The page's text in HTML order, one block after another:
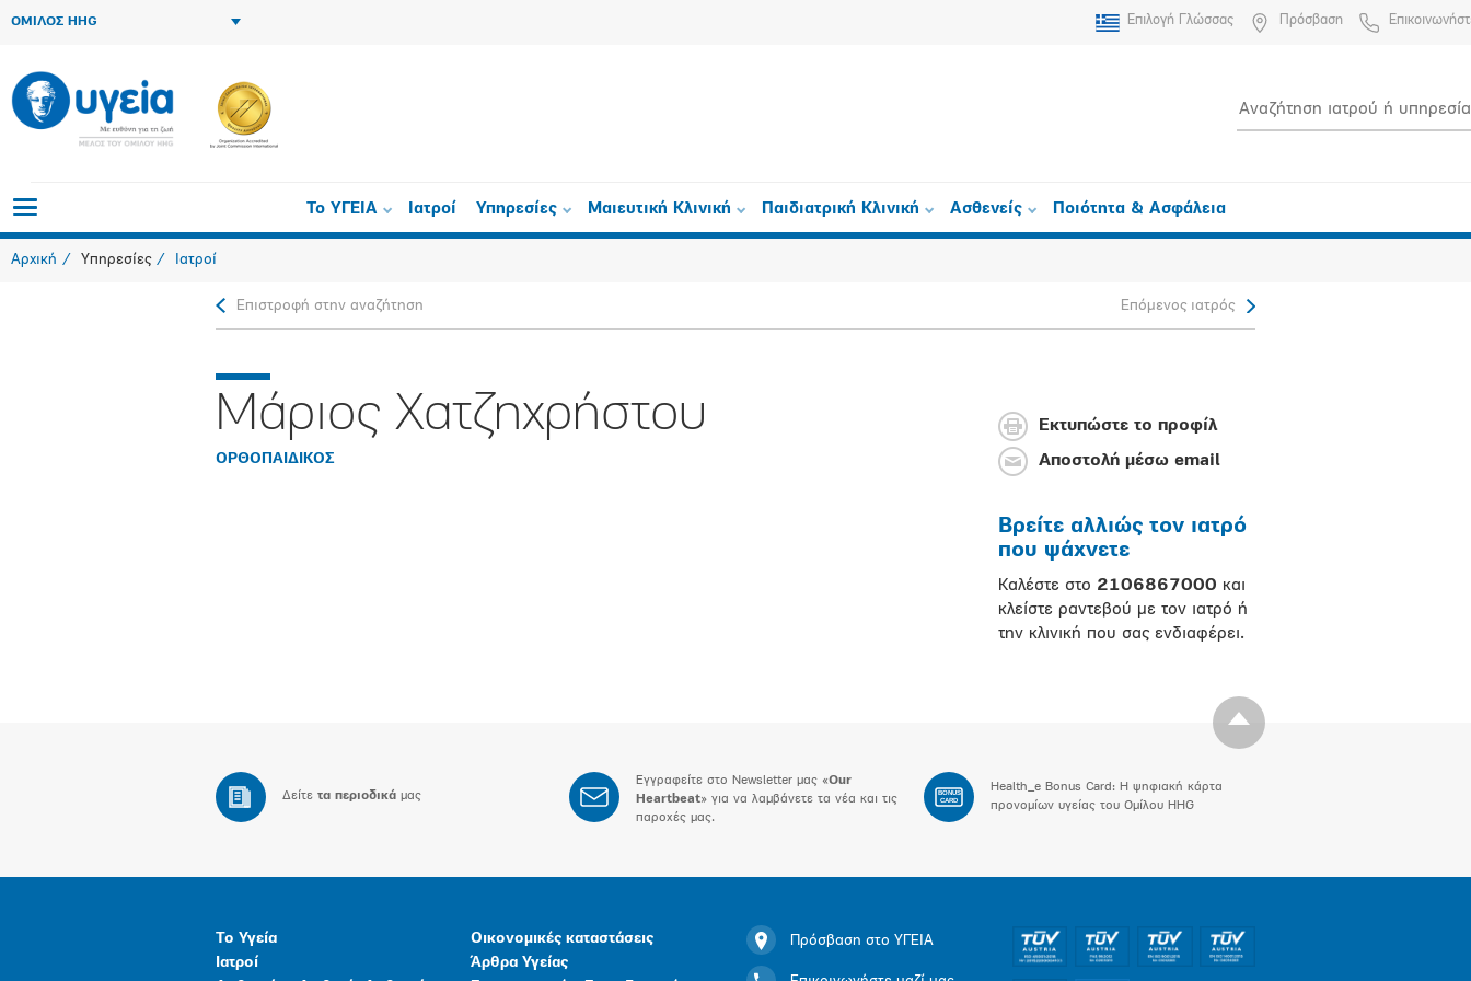
ΟΜΙΛΟΣ HHG Επιλογή Γλώσσας Πρόσβαση
Το ΥΓΕΙΑ Ιατροί Υπηρεσίες Μαιευτική Κλινική Παιδιατρική Κλινική Ασθενείς Ποιότητα & Ασφάλεια
Αρχική Υπηρεσίες Ιατροί
Επιστροφή στην αναζήτηση Επόμενος ιατρός
Μάριος Χατζηχρήστου
ΟΡΘΟΠΑΙΔΙΚΟΣ
Εκτυπώστε το προφίλ
Αποστολή μέσω email
Βρείτε αλλιώς τον ιατρό
που ψάχνετε
Καλέστε στο 2106867000 και
κλείστε ραντεβού με τον ιατρό ή
την κλινική που σας ενδιαφέρει.
Δείτε τα περιοδικά μας
Εγγραφείτε στο Newsletter μας «Our
Heartbeat» για να λαμβάνετε τα νέα και τις
παροχές μας.
BONUS
CARD
Health_e Bonus Card: H ψηφιακή κάρτα
προνομίων υγείας του Ομίλου HHG
Το Υγεία
Ιατροί
Οικονομικές καταστάσεις
Άρθρα Υγείας
Πρόσβαση στο ΥΓΕΙΑ